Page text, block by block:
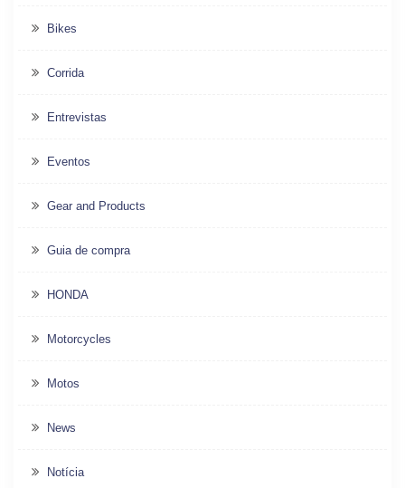
Bikes
Corrida
Entrevistas
Eventos
Gear and Products
Guia de compra
HONDA
Motorcycles
Motos
News
Notícia